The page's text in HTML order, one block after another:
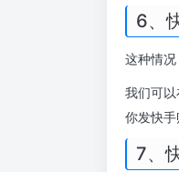
6、
这种情
我们可
你发快
7、